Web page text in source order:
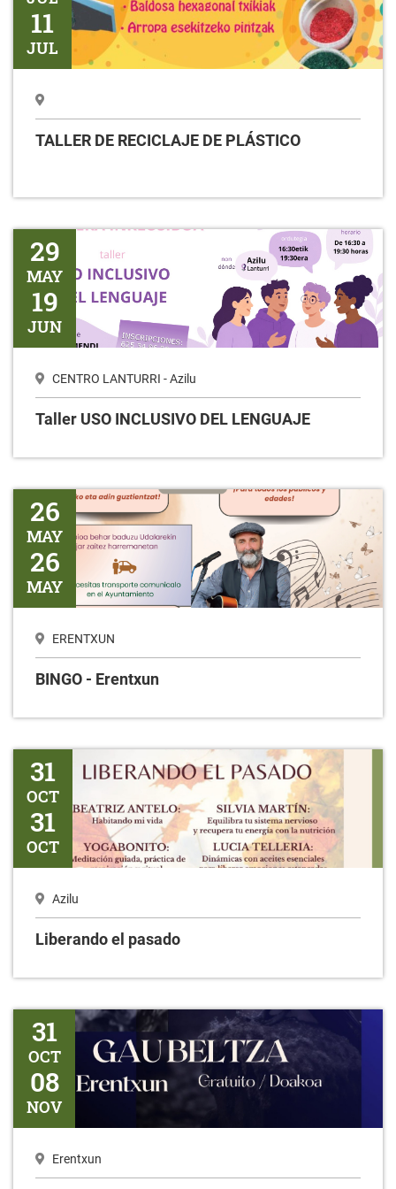
11
JUL
TALLER DE RECICLAJE DE PLÁSTICO
Taller USO INCLUSIVO DEL LENGUAJE
29
MAY
19
JUN
CENTRO LANTURRI - Azilu
Taller USO INCLUSIVO DEL LENGUAJE
BINGO - Erentxun
26
MAY
26
MAY
ERENTXUN
BINGO - Erentxun
Liberando el pasado
31
OCT
31
OCT
Azilu
Liberando el pasado
Gaubeltza
31
OCT
08
NOV
Erentxun